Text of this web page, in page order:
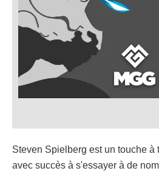
Steven Spielberg est un touche à
avec succès à s'essayer à de